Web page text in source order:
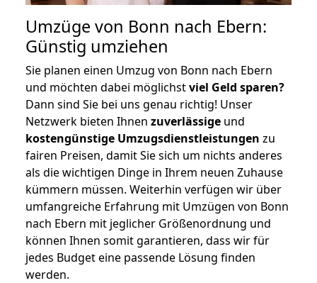
Umzüge von Bonn nach Ebern:
Günstig umziehen
Sie planen einen Umzug von Bonn nach Ebern
und möchten dabei möglichstviel Geld sparen?
Dann sind Sie bei uns genau richtig! Unser
Netzwerk bieten Ihnen zuverlässige und
kostengünstige Umzugsdienstleistungen zu
fairen Preisen, damit Sie sich um nichts anderes
als die wichtigen Dinge in Ihrem neuen Zuhause
kümmern müssen. Weiterhin verfügen wir über
umfangreiche Erfahrung mit Umzügen von Bonn
nach Ebern mit jeglicher Größenordnung und
können Ihnen somit garantieren, dass wir für
jedes Budget eine passende Lösung finden
werden.